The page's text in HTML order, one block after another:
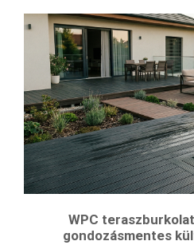
WPC
gondozásmentes